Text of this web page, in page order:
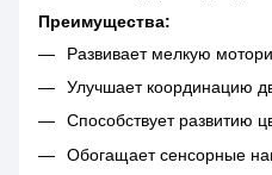
Преимущества:
Развивает мелкую
Улучшает координацию
Способствует развитию
Обогащает сенсорные